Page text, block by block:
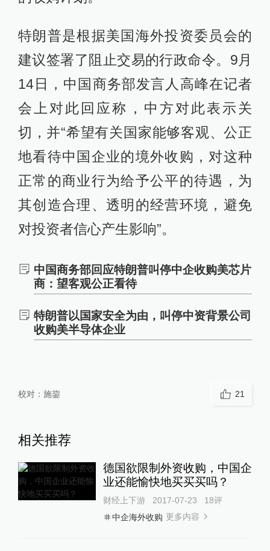
特朗普是根据美国海外投资委员会的
建议签署了阻止交易的行政命令。9月
14日，中国商务部发言人高峰在记者
会上对此回应称，中方对此表示关
切，并“希望有关国家能够客观、公正
地看待中国企业的境外收购，对这种
正常的商业行为给予公平的待遇，为
其创造合理、透明的经营环境，避免
对投资者信心产生影响”。
中国商务部回应特朗普叫停中企收购美芯片
商：望客观公正看待
特朗普以国家安全为由，叫停中资背景公司
收购美半导体企业
校对： 施鋆 21
相关推荐
德国欲限制外资收购，中国企
业还能愉快地买买买吗？
财经上下游 2017-07-23 18评
中企海外收购 更多内容